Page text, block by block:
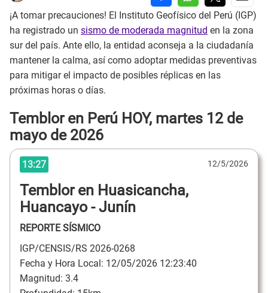
¡A tomar precauciones! El Instituto Geofísico del Perú (IGP)
ha registrado un sismo de moderada magnitud en la zona
sur del país. Ante ello, la entidad aconseja a la ciudadanía
mantener la calma, así como adoptar medidas preventivas
para mitigar el impacto de posibles réplicas en las
próximas horas o días.
Temblor en Perú HOY, martes 12 de
mayo de 2026
13:27 12/5/2026
Temblor en Huasicancha,
Huancayo - Junín
REPORTE SÍSMICO
IGP/CENSIS/RS 2026-0268
Fecha y Hora Local: 12/05/2026 12:23:40
Magnitud: 3.4